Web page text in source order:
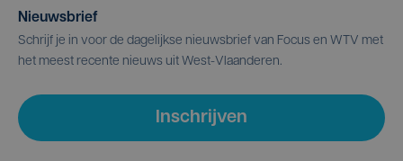
Nieuwsbrief
Schrijf je in voor de dagelijkse nieuwsbrief van Focus en WTV met
het meest recente nieuws uit West-Vlaanderen.
Inschrijven